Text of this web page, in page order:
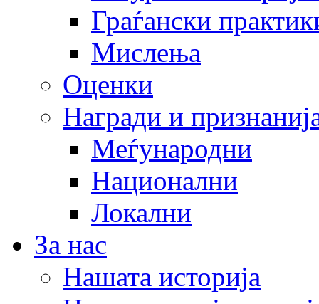
Граѓански
Мислења
Оценки
Награди и
Меѓународни
Национални
Локални
За нас
Нашата историја